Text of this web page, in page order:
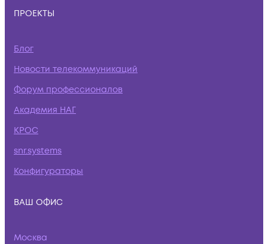
ПРОЕКТЫ
Блог
Новости телекоммуникаций
Форум профессионалов
Академия НАГ
КРОС
snr.systems
Конфигураторы
ВАШ ОФИС
Москва